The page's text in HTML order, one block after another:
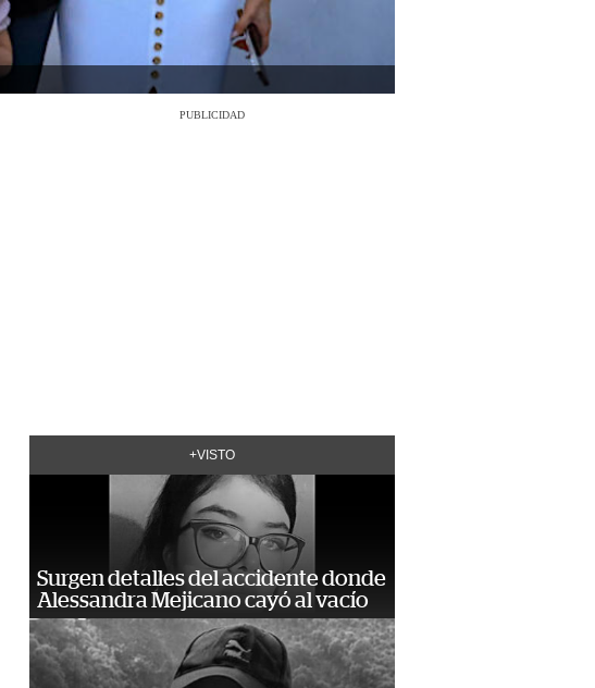
PUBLICIDAD
+VISTO
Surgen detalles del accidente donde
Alessandra Mejicano cayó al vacío